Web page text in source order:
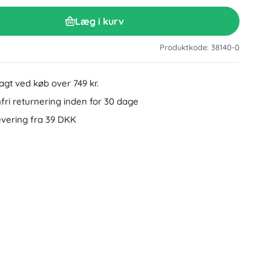
Toilettilbehør
Dekorationer
Læg i kurv
Produktkode: 38140-0
ved køb over 749 kr.
returnering inden for 30 dage
fra 39 DKK